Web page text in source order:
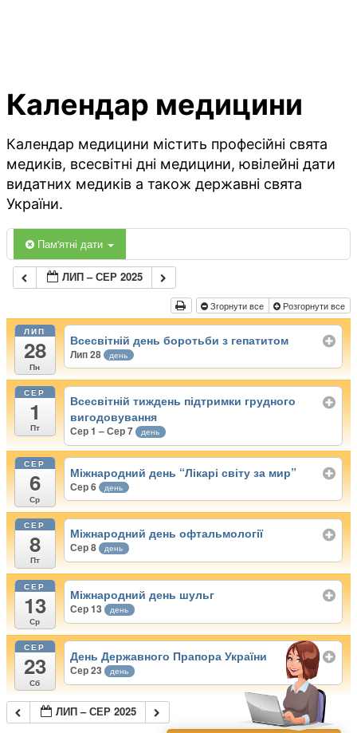
Календар медицини
Календар медицини містить професійні свята
медиків, всесвітні дні медицини, ювілейні дати
видатних медиків а також державні свята
України.
Пам'ятні дати
ЛИП – СЕР 2025
Згорнути все Розгорнути все
ЛИП
28
Пн
Всесвітній день боротьби з гепатитом
Лип 28 день
СЕР
1
Пт
Всесвітній тиждень підтримки грудного
вигодовування
Сер 1 – Сер 7 день
СЕР
6
Ср
Міжнародний день “Лікарі світу за мир”
Сер 6 день
СЕР
8
Пт
Міжнародний день офтальмології
Сер 8 день
СЕР
13
Ср
Міжнародний день шульг
Сер 13 день
СЕР
23
Сб
День Державного Прапора України
Сер 23 день
ЛИП – СЕР 2025